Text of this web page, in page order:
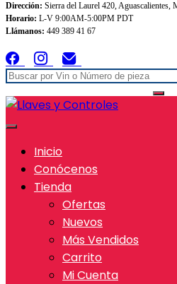
Dirección: Sierra del Laurel 420, Aguascalientes,
Horario: L-V 9:00AM-5:00PM PDT
Llámanos: 449 389 41 67
Inicio
Conócenos
Tienda
Ofertas
Nuevos
Más Vendidos
Carrito
Mi Cuenta